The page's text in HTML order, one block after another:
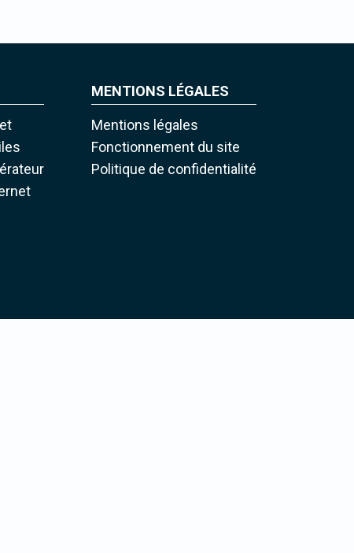
MENTIONS LÉGALES
Mentions légales
Fonctionnement du site
Politique de confidentialité